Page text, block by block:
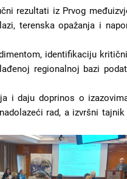
rezultati iz Prvog
terenska opažanja i
identifikaciju
regionalnoj bazi
i daju doprinos o
rad, a izvršni